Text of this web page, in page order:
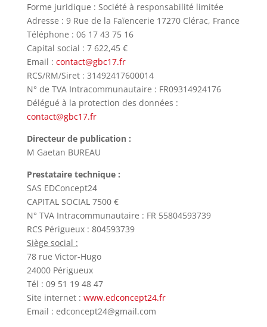
Forme juridique : Société à responsabilité limitée
Adresse : 9 Rue de la Faïencerie 17270 Clérac, France
Téléphone : 06 17 43 75 16
Capital social : 7 622,45 €
Email : contact@gbc17.fr
RCS/RM/Siret : 31492417600014
N° de TVA Intracommunautaire : FR09314924176
Délégué à la protection des données :
contact@gbc17.fr
Directeur de publication :
M Gaetan BUREAU
Prestataire technique :
SAS EDConcept24
CAPITAL SOCIAL 7500 €
N° TVA Intracommunautaire : FR 55804593739
RCS Périgueux : 804593739
Siège social :
78 rue Victor-Hugo
24000 Périgueux
Tél : 09 51 19 48 47
Site internet : www.edconcept24.fr
Email : edconcept24@gmail.com